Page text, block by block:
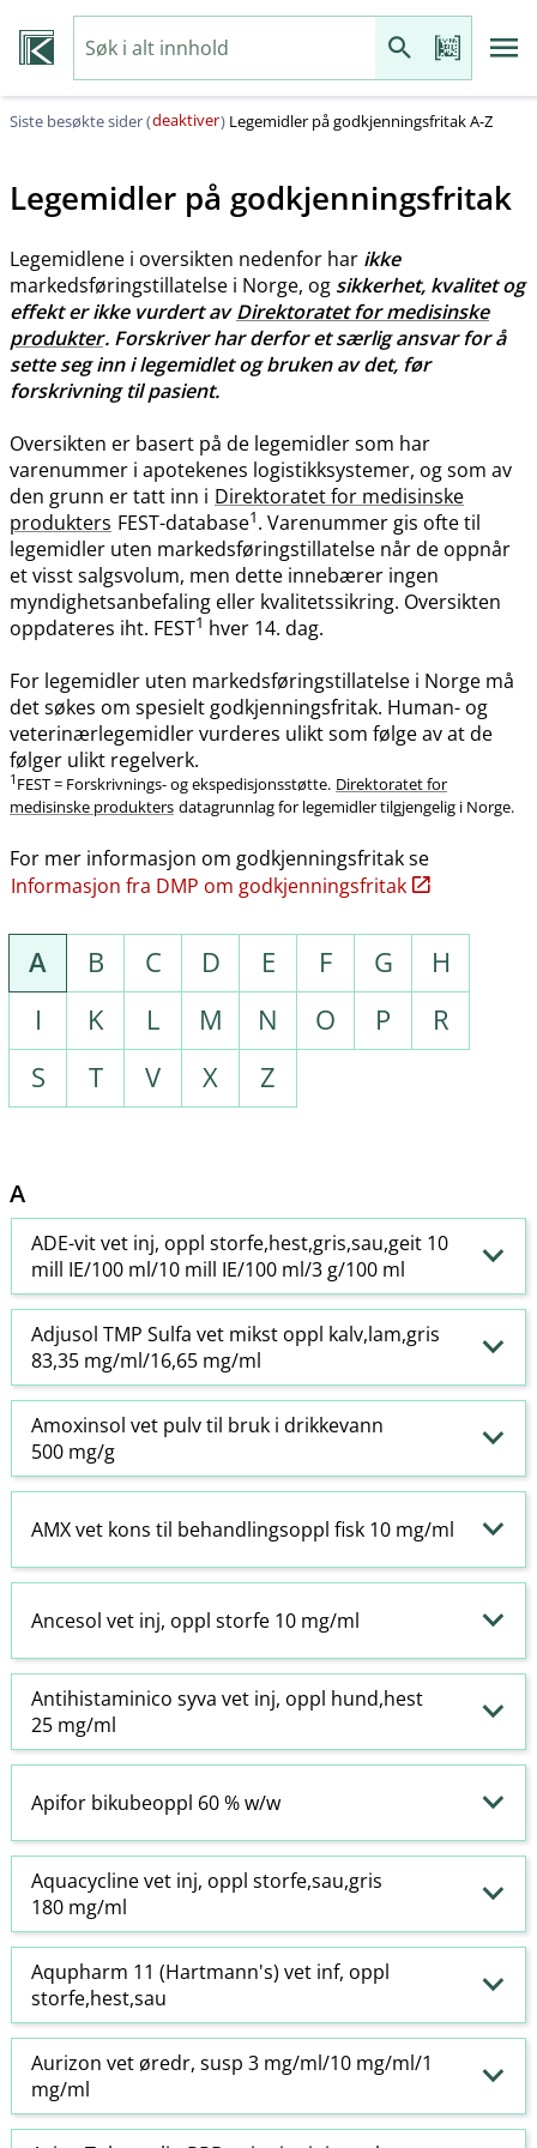
Siste besøkte sider (deaktiver) Legemidler på godkjenningsfritak A-Z
Legemidler på godkjenningsfritak
Legemidlene i oversikten nedenfor har ikke
markedsføringstillatelse i Norge, og sikkerhet, kvalitet og
effekt er ikke vurdert avDirektoratet for medisinske
produkter. Forskriver har derfor et særlig ansvar for å
sette seg inn i legemidlet og bruken av det, før
forskrivning til pasient.
Oversikten er basert på de legemidler som har
varenummer i apotekenes logistikksystemer, og som av
den grunn er tatt inn i Direktoratet for medisinske
produkters FEST-database1. Varenummer gis ofte til
legemidler uten markedsføringstillatelse når de oppnår
et visst salgsvolum, men dette innebærer ingen
myndighetsanbefaling eller kvalitetssikring. Oversikten
oppdateres iht. FEST1 hver 14. dag.
For legemidler uten markedsføringstillatelse i Norge må
det søkes om spesielt godkjenningsfritak. Human- og
veterinærlegemidler vurderes ulikt som følge av at de
følger ulikt regelverk.
1 FEST = Forskrivnings- og ekspedisjonsstøtte. Direktoratet for
medisinske produkters datagrunnlag for legemidler tilgjengelig i Norge.
For mer informasjon om godkjenningsfritak se
Informasjon fra DMP om godkjenningsfritak
A B C D E F G
H
I
K L M N O P
R
S
T V X Z
A
ADE-vit vet inj, oppl storfe,hest,gris,sau,geit 10
mill IE/100 ml/10 mill IE/100 ml/3 g/100 ml
Adjusol TMP Sulfa vet mikst oppl kalv,lam,gris
83,35 mg/ml/16,65 mg/ml
Amoxinsol vet pulv til bruk i drikkevann
500 mg/g
AMX vet kons til behandlingsoppl fisk 10 mg/ml
Ancesol vet inj, oppl storfe 10 mg/ml
Antihistaminico syva vet inj, oppl hund,hest
25 mg/ml
Apifor bikubeoppl 60 % w​/​w
Aquacycline vet inj, oppl storfe,sau,gris
180 mg/ml
Aqupharm 11 (Hartmann's) vet inf, oppl
storfe,hest,sau
Aurizon vet øredr, susp 3 mg/ml/10 mg/ml/1
mg/ml